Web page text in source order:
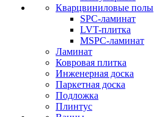
Кварцвиниловые полы
SPC-ламинат
LVT-плитка
MSPC-ламинат
Ламинат
Ковровая плитка
Инженерная доска
Паркетная доска
Подложка
Плинтус